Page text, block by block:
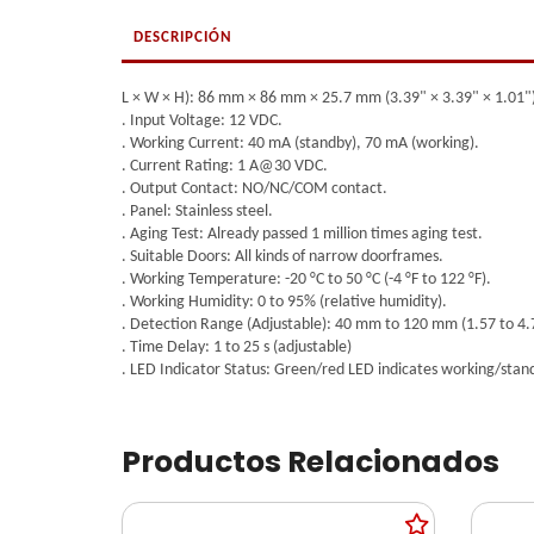
DESCRIPCIÓN
L × W × H): 86 mm × 86 mm × 25.7 mm (3.39" × 3.39" ×
. Input Voltage: 12 VDC.
. Working Current: 40 mA (standby), 70 mA (working).
. Current Rating: 1 A@30 VDC.
. Output Contact: NO/NC/COM contact.
. Panel: Stainless steel.
. Aging Test: Already passed 1 million times aging test.
. Suitable Doors: All kinds of narrow doorframes.
. Working Temperature: -20 °C to 50 °C (-4 °F to 122 °F).
. Working Humidity: 0 to 95% (relative humidity).
. Detection Range (Adjustable): 40 mm to 120 mm (1.57 to
. Time Delay: 1 to 25 s (adjustable)
. LED Indicator Status: Green/red LED indicates working/
Productos Relacionados